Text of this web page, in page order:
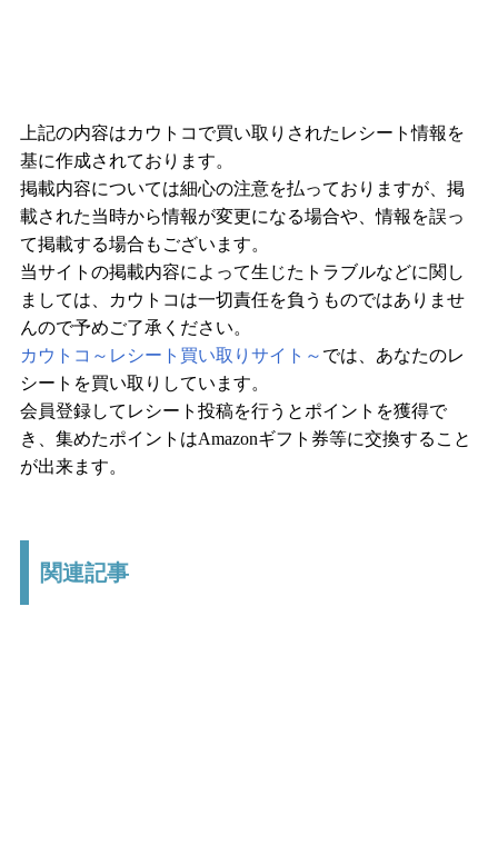
上記の内容はカウトコで買い取りされたレシート情報を
基に作成されております。
掲載内容については細心の注意を払っておりますが、掲
載された当時から情報が変更になる場合や、情報を誤っ
て掲載する場合もございます。
当サイトの掲載内容によって生じたトラブルなどに関し
ましては、カウトコは一切責任を負うものではありませ
んので予めご了承ください。
カウトコ～レシート買い取りサイト～ では、あなたのレ
シートを買い取りしています。
会員登録してレシート投稿を行うとポイントを獲得で
き、集めたポイントはAmazonギフト券等に交換すること
が出来ます。
関連記事